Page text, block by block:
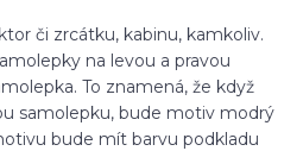
či zrcátku, kabinu, kamkoliv.
na levou a pravou
To znamená, že když
samolepku, bude motiv modrý
bude mít barvu podkladu